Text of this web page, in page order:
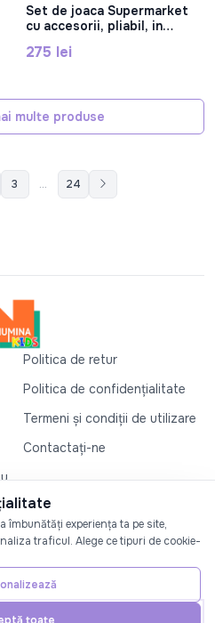
Set de joaca Supermarket
cu accesorii, pliabil, in
275 lei
multe produse
3 ... 24
Politica de retur
Politica de confidențialitate
Termeni și condiții de utilizare
Contactați-ne
Toate drepturile rezervate
îmbunătăți experiența ta pe site,
traficul. Alege ce tipuri de cookie-